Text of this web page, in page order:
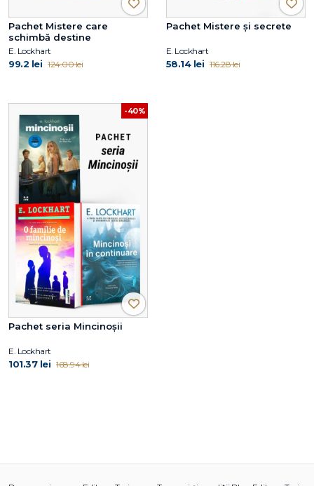
Pachet Mistere care
schimbă destine
E. Lockhart
99.2 lei 124.00 lei
Pachet Mistere și secrete
E. Lockhart
58.14 lei 116.28 lei
-40%
Pachet seria Mincinoșii
E. Lockhart
101.37 lei 168.94 lei